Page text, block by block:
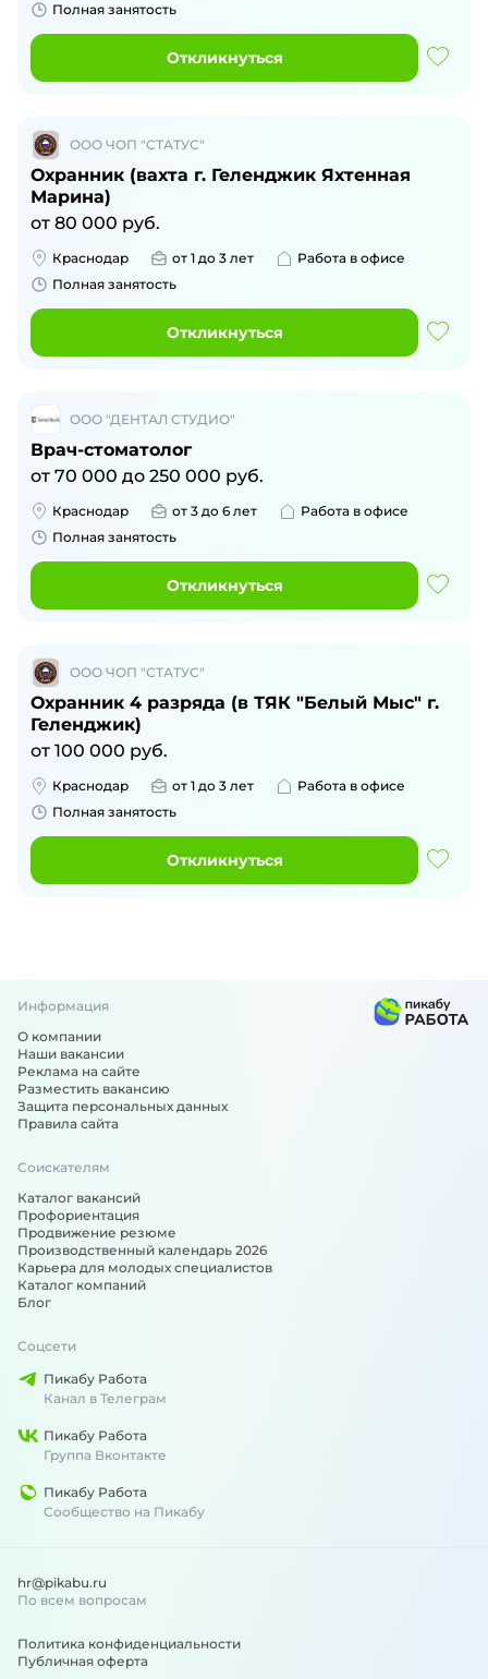
Полная занятость
Откликнуться
ООО ЧОП "СТАТУС"
Охранник (вахта г. Геленджик Яхтенная
Марина)
от 80 000 руб.
Краснодар от 1 до 3 лет
Работа в офисе
Полная занятость
Откликнуться
ООО "ДЕНТАЛ СТУДИО"
Врач-стоматолог
от 70 000 до 250 000 руб.
Краснодар от 3 до 6 лет
Работа в офисе
Полная занятость
Откликнуться
ООО ЧОП "СТАТУС"
Охранник 4 разряда (в ТЯК "Белый Мыс" г.
Геленджик)
от 100 000 руб.
Краснодар от 1 до 3 лет
Работа в офисе
Полная занятость
Откликнуться
Информация
О компании
Наши вакансии
Реклама на сайте
Разместить вакансию
Защита персональных данных
Правила сайта
Соискателям
Каталог вакансий
Профориентация
Продвижение резюме
Производственный календарь 2026
Карьера для молодых специалистов
Каталог компаний
Блог
Соцсети
Пикабу Работа
Канал в Телеграм
Пикабу Работа
Группа Вконтакте
Пикабу Работа
Сообщество на Пикабу
hr@pikabu.ru
По всем вопросам
Политика конфиденциальности
Публичная оферта